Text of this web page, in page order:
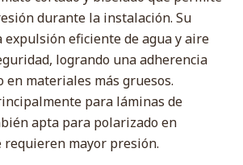
durante la instalación. Su
eficiente de agua y aire
logrando una adherencia
materiales más gruesos.
para láminas de
apta para polarizado en
requieren mayor presión.